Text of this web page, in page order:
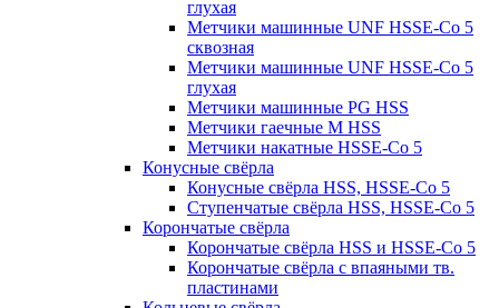
глухая
Метчики машинные UNF HSSE-Co 5
сквозная
Метчики машинные UNF HSSE-Co 5
глухая
Метчики машинные PG HSS
Метчики гаечные M HSS
Метчики накатные HSSE-Co 5
Конусные свёрла
Конусные свёрла HSS, HSSE-Co 5
Ступенчатые свёрла HSS, HSSE-Co 5
Корончатые свёрла
Корончатые свёрла HSS и HSSE-Co 5
Корончатые свёрла с впаяными тв.
пластинами